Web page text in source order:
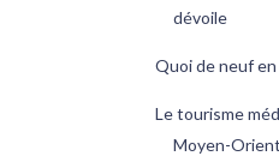
dévoile
Quoi de neuf en
Le tourisme
Moyen-Orient